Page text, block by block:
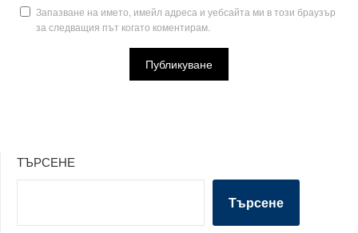
Запазване на името, имейл адреса и уебсайта ми в този браузър
за следващия път когато коментирам.
ТЪРСЕНЕ
Търсене